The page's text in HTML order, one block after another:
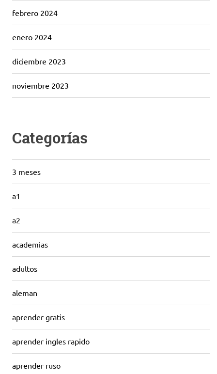
febrero 2024
enero 2024
diciembre 2023
noviembre 2023
Categorías
3 meses
a1
a2
academias
adultos
aleman
aprender gratis
aprender ingles rapido
aprender ruso